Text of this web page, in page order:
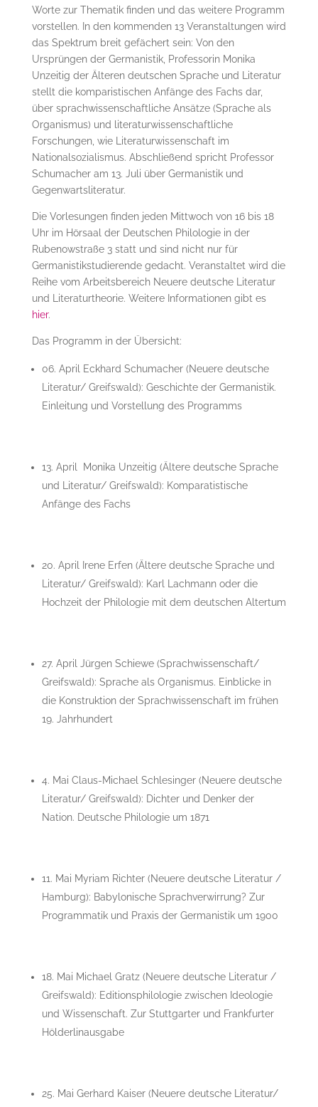
Worte zur Thematik finden und das weitere Programm
vorstellen. In den kommenden 13 Veranstaltungen wird
das Spektrum breit gefächert sein: Von den
Ursprüngen der Germanistik, Professorin Monika
Unzeitig der Älteren deutschen Sprache und Literatur
stellt die komparistischen Anfänge des Fachs dar,
über sprachwissenschaftliche Ansätze (Sprache als
Organismus) und literaturwissenschaftliche
Forschungen, wie Literaturwissenschaft im
Nationalsozialismus. Abschließend spricht Professor
Schumacher am 13. Juli über Germanistik und
Gegenwartsliteratur.
Die Vorlesungen finden jeden Mittwoch von 16 bis 18
Uhr im Hörsaal der Deutschen Philologie in der
Rubenowstraße 3 statt und sind nicht nur für
Germanistikstudierende gedacht. Veranstaltet wird die
Reihe vom Arbeitsbereich Neuere deutsche Literatur
und Literaturtheorie. Weitere Informationen gibt es
hier.
Das Programm in der Übersicht:
06. April Eckhard Schumacher (Neuere deutsche
Literatur/ Greifswald): Geschichte der Germanistik.
Einleitung und Vorstellung des Programms
13. April Monika Unzeitig (Ältere deutsche Sprache
und Literatur/ Greifswald): Komparatistische
Anfänge des Fachs
20. April Irene Erfen (Ältere deutsche Sprache und
Literatur/ Greifswald): Karl Lachmann oder die
Hochzeit der Philologie mit dem deutschen Altertum
27. April Jürgen Schiewe (Sprachwissenschaft/
Greifswald): Sprache als Organismus. Einblicke in
die Konstruktion der Sprachwissenschaft im frühen
19. Jahrhundert
4. Mai Claus-Michael Schlesinger (Neuere deutsche
Literatur/ Greifswald): Dichter und Denker der
Nation. Deutsche Philologie um 1871
11. Mai Myriam Richter (Neuere deutsche Literatur /
Hamburg): Babylonische Sprachverwirrung? Zur
Programmatik und Praxis der Germanistik um 1900
18. Mai Michael Gratz (Neuere deutsche Literatur /
Greifswald): Editionsphilologie zwischen Ideologie
und Wissenschaft. Zur Stuttgarter und Frankfurter
Hölderlinausgabe
25. Mai Gerhard Kaiser (Neuere deutsche Literatur/